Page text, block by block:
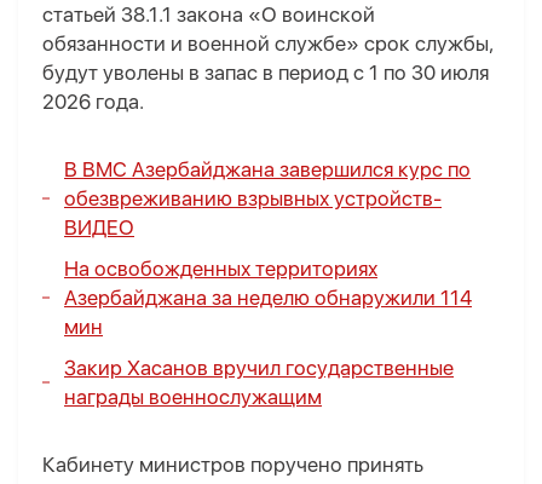
статьей 38.1.1 закона «О воинской
обязанности и военной службе» срок службы,
будут уволены в запас в период с 1 по 30 июля
2026 года.
В ВМС Азербайджана завершился курс по
обезвреживанию взрывных устройств-
ВИДЕО
На освобожденных территориях
Азербайджана за неделю обнаружили 114
мин
Закир Хасанов вручил государственные
награды военнослужащим
Кабинету министров поручено принять